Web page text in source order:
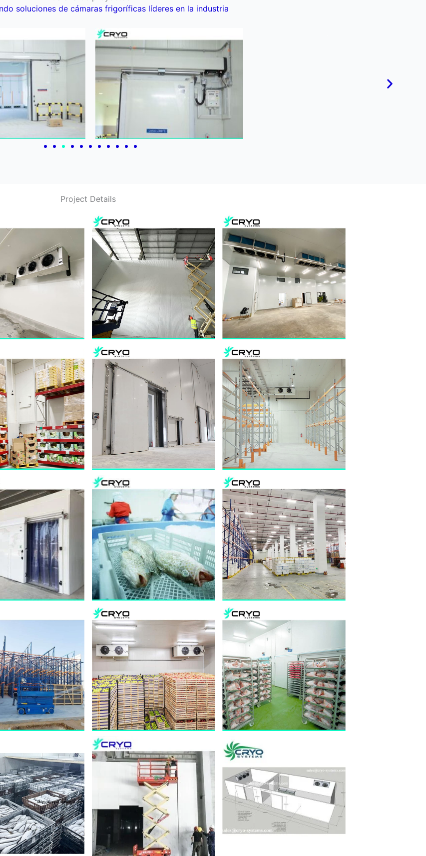
soluciones de cámaras frigoríficas líderes en la industria
Project Details